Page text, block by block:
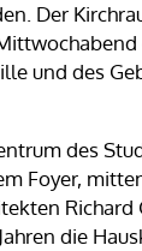
Der
und des
des
Foyer,
Richard
die